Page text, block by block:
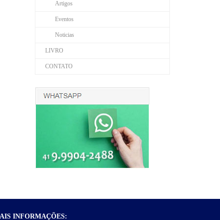
Artigos
Eventos
Noticias
LIVRO
CONTATO
INFORMAÇÕES: